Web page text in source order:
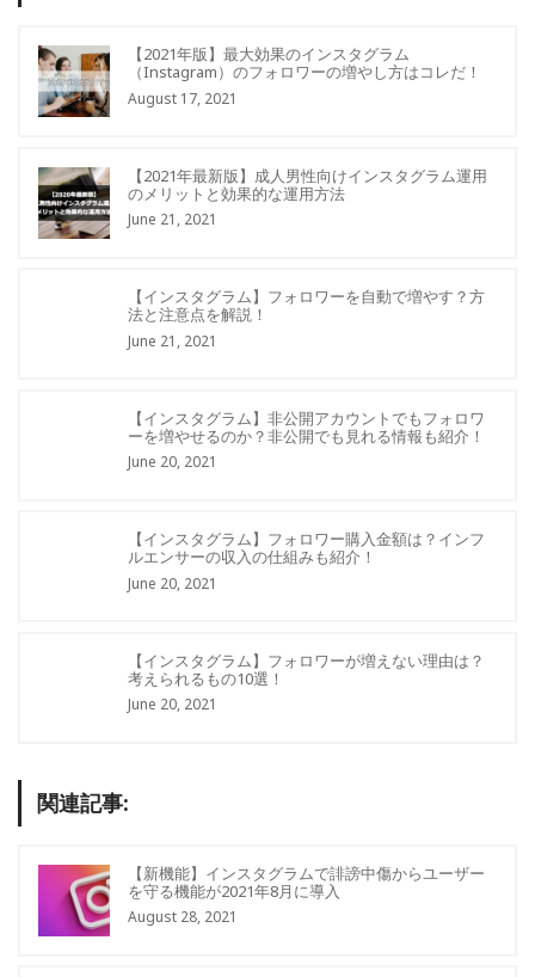
【2021年版】最大効果のインスタグラム
（Instagram）のフォロワーの増やし方はコレだ！
August 17, 2021
【2021年最新版】成人男性向けインスタグラム運用
のメリットと効果的な運用方法
June 21, 2021
【インスタグラム】フォロワーを自動で増やす？方
法と注意点を解説！
June 21, 2021
【インスタグラム】非公開アカウントでもフォロワ
ーを増やせるのか？非公開でも見れる情報も紹介！
June 20, 2021
【インスタグラム】フォロワー購入金額は？インフ
ルエンサーの収入の仕組みも紹介！
June 20, 2021
【インスタグラム】フォロワーが増えない理由は？
考えられるもの10選！
June 20, 2021
関連記事:
【新機能】インスタグラムで誹謗中傷からユーザー
を守る機能が2021年8月に導入
August 28, 2021